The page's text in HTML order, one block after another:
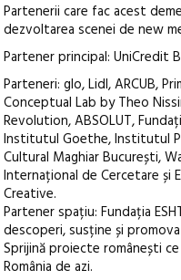
Partenerii care fac acest
dezvoltarea scenei de new
Partener principal: UniCredit
Parteneri: glo, Lidl, ARCUB,
Conceptual Lab by Theo
Revolution, ABSOLUT,
Institutul Goethe, Institutul
Cultural Maghiar București,
Internațional de Cercetare și
Creative.
Partener spațiu: Fundația
descoperi, susține și
Sprijină proiecte românești
România de azi.